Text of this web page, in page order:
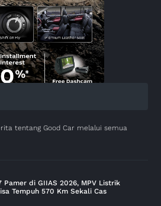
tentang Good Car melalui semua
Pamer di GIIAS 2026, MPV Listrik
Tempuh 570 Km Sekali Cas